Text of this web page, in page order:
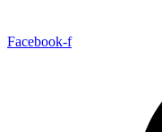
Facebook-f